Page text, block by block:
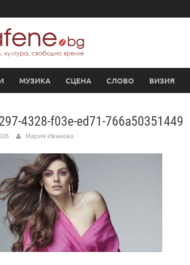
МУЗИКА СЦЕНА СЛОВО ВИЗИЯ
4328-f03e-ed71-766a50351449
Мария Иванова